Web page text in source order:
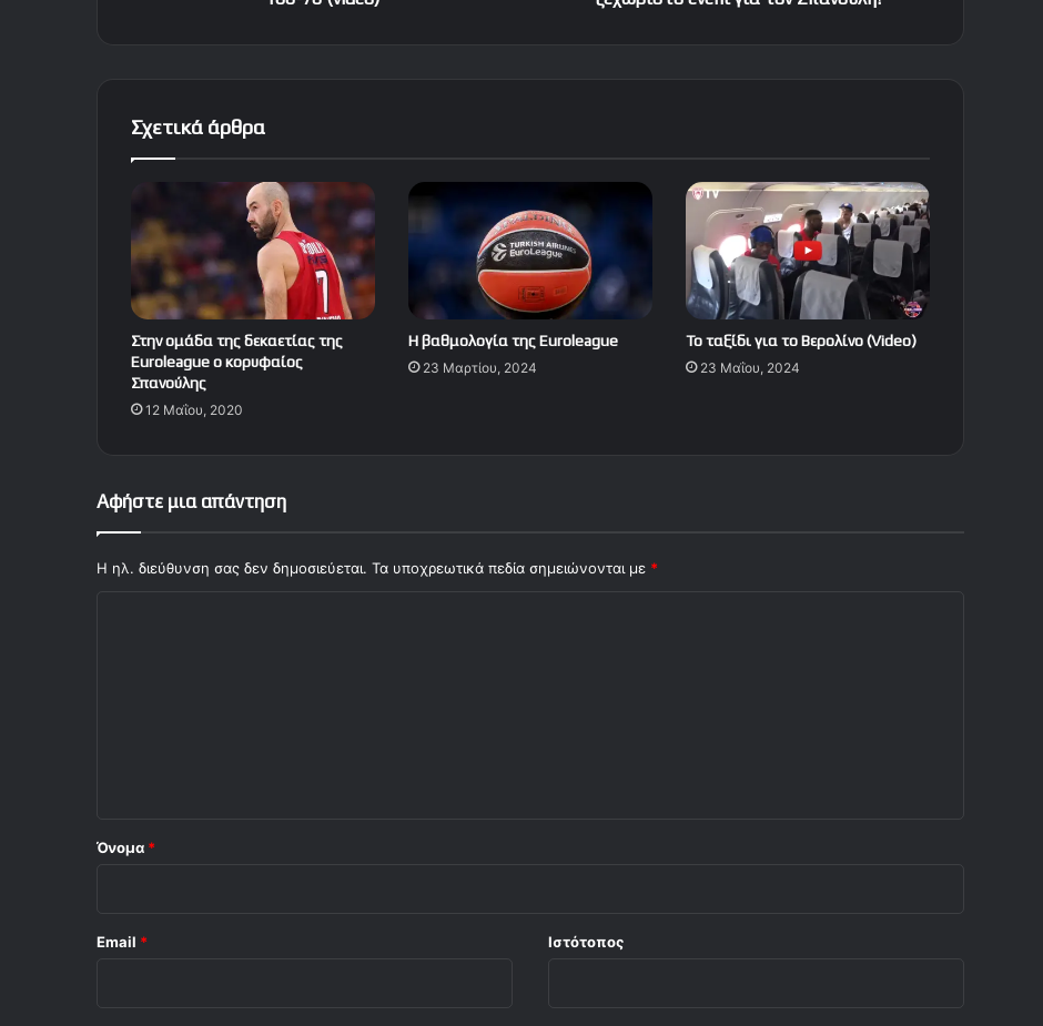
Σχετικά άρθρα
Στην ομάδα της δεκαετίας της
Euroleague ο κορυφαίος
Σπανούλης
12 Μαΐου, 2020
Η βαθμολογία της Euroleague
23 Μαρτίου, 2024
Το ταξίδι για το Βερολίνο (Video)
23 Μαΐου, 2024
Αφήστε μια απάντηση
Η ηλ. διεύθυνση σας δεν δημοσιεύεται. Τα υποχρεωτικά πεδία σημειώνονται με *
Όνομα *
Email * Ιστότοπος